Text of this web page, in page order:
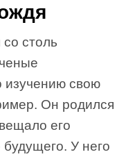
столь
изучению свою
Он родился
его
будущего. У него